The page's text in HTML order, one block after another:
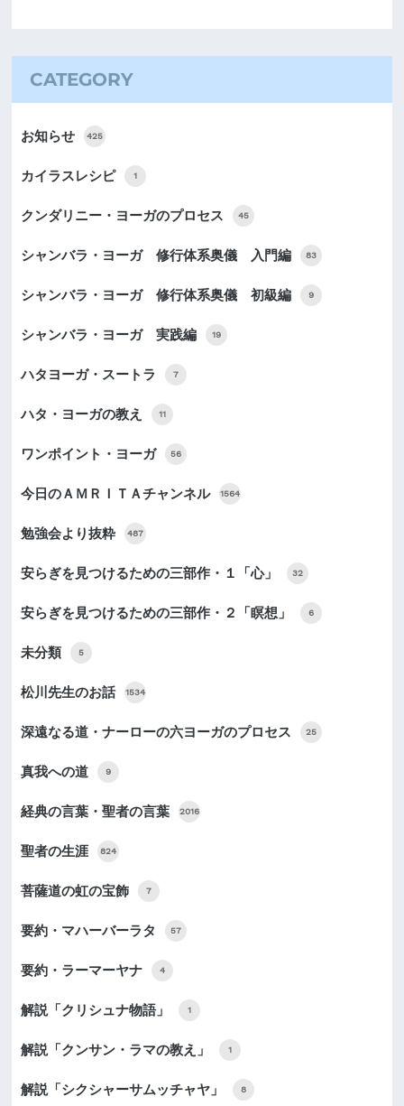
CATEGORY
お知らせ 425
カイラスレシピ 1
クンダリニー・ヨーガのプロセス 45
シャンバラ・ヨーガ 修行体系奥儀 入門編 83
シャンバラ・ヨーガ 修行体系奥儀 初級編 9
シャンバラ・ヨーガ 実践編 19
ハタヨーガ・スートラ 7
ハタ・ヨーガの教え 11
ワンポイント・ヨーガ 56
今日のＡＭＲＩＴＡチャンネル 1564
勉強会より抜粋 487
安らぎを見つけるための三部作・１「心」 32
安らぎを見つけるための三部作・２「瞑想」 6
未分類 5
松川先生のお話 1534
深遠なる道・ナーローの六ヨーガのプロセス 25
真我への道 9
経典の言葉・聖者の言葉 2016
聖者の生涯 824
菩薩道の虹の宝飾 7
要約・マハーバーラタ 57
要約・ラーマーヤナ 4
解説「クリシュナ物語」 1
解説「クンサン・ラマの教え」 1
解説「シクシャーサムッチャヤ」 8